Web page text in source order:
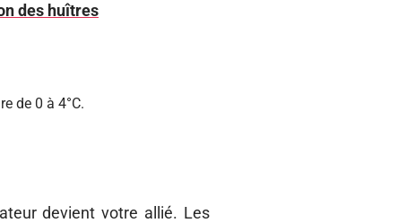
des huîtres
de 0 à 4°C.
devient votre allié. Les